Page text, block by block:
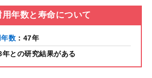
用年数と寿命について
数 ：47年
年との研究結果がある